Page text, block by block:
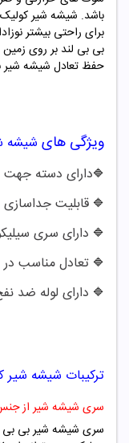
باشد. شیشه شیر
برای راحتی بیشتر
بی بی لند بر روی
حفظ تعادل شیشه شیر
ویژگی های شیشه شیر
🔷دارای دسته جهت
🔷 قابلیت
🔷 دارای سری
🔷 تعادل مناسب
🔷 دارای لوله ضد
ترکیبات شیشه شیر کولیک
سری شیشه شیر از
سری شیشه شیر بی بی